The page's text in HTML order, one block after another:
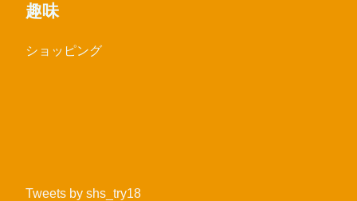
趣味
ショッピング
Tweets by shs_try18